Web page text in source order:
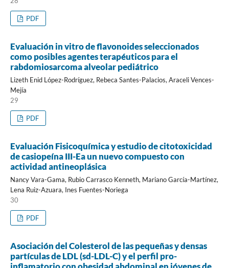
PDF
Evaluación in vitro de flavonoides seleccionados
como posibles agentes terapéuticos para el
rabdomiosarcoma alveolar pediátrico
Lizeth Enid López-Rodríguez, Rebeca Santes-Palacios, Araceli Vences-
Mejía
29
PDF
Evaluación Fisicoquímica y estudio de citotoxicidad
de casiopeína III-Ea un nuevo compuesto con
actividad antineoplásica
Nancy Vara-Gama, Rubio Carrasco Kenneth, Mariano García-Martínez,
Lena Ruiz-Azuara, Ines Fuentes-Noriega
30
PDF
Asociación del Colesterol de las pequeñas y densas
partículas de LDL (sd-LDL-C) y el perfil pro-